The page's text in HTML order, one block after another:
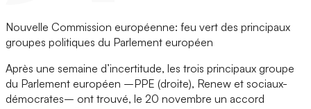
Nouvelle Commission européenne: feu vert des principaux
groupes politiques du Parlement européen
Après une semaine d’incertitude, les trois principaux groupe
du Parlement européen –PPE (droite), Renew et sociaux-
démocrates– ont trouvé, le 20 novembre un accord